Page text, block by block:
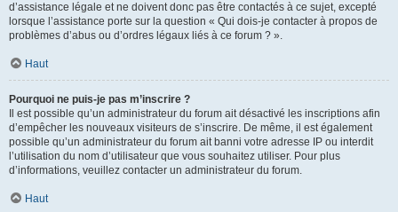
d’assistance légale et ne doivent donc pas être contactés à ce sujet, excepté
lorsque l’assistance porte sur la question « Qui dois-je contacter à propos de
problèmes d’abus ou d’ordres légaux liés à ce forum ? ».
Haut
Pourquoi ne puis-je pas m’inscrire ?
Il est possible qu’un administrateur du forum ait désactivé les inscriptions afin
d’empêcher les nouveaux visiteurs de s’inscrire. De même, il est également
possible qu’un administrateur du forum ait banni votre adresse IP ou interdit
l’utilisation du nom d’utilisateur que vous souhaitez utiliser. Pour plus
d’informations, veuillez contacter un administrateur du forum.
Haut